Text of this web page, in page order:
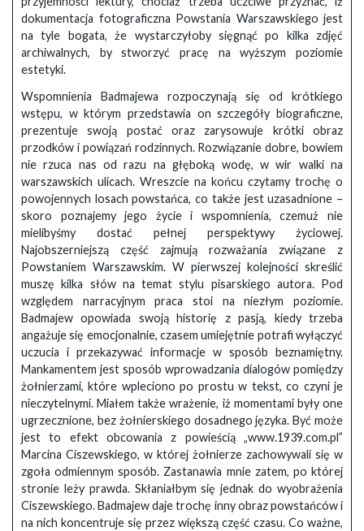
dokumentacja fotograficzna Powstania Warszawskiego jest
na tyle bogata, że wystarczyłoby sięgnąć po kilka zdjęć
archiwalnych, by stworzyć pracę na wyższym poziomie
estetyki.
Wspomnienia Badmajewa rozpoczynają się od krótkiego
wstępu, w którym przedstawia on szczegóły biograficzne,
prezentuje swoją postać oraz zarysowuje krótki obraz
przodków i powiązań rodzinnych. Rozwiązanie dobre, bowiem
nie rzuca nas od razu na głęboką wodę, w wir walki na
warszawskich ulicach. Wreszcie na końcu czytamy trochę o
powojennych losach powstańca, co także jest uzasadnione –
skoro poznajemy jego życie i wspomnienia, czemuż nie
mielibyśmy dostać pełnej perspektywy życiowej.
Najobszerniejszą część zajmują rozważania związane z
Powstaniem Warszawskim. W pierwszej kolejności skreślić
muszę kilka słów na temat stylu pisarskiego autora. Pod
względem narracyjnym praca stoi na niezłym poziomie.
Badmajew opowiada swoją historię z pasją, kiedy trzeba
angażuje się emocjonalnie, czasem umiejętnie potrafi wyłączyć
uczucia i przekazywać informacje w sposób beznamiętny.
Mankamentem jest sposób wprowadzania dialogów pomiędzy
żołnierzami, które wpleciono po prostu w tekst, co czyni je
nieczytelnymi. Miałem także wrażenie, iż momentami były one
ugrzecznione, bez żołnierskiego dosadnego języka. Być może
jest to efekt obcowania z powieścią „www.1939.com.pl”
Marcina Ciszewskiego, w której żołnierze zachowywali się w
zgoła odmiennym sposób. Zastanawia mnie zatem, po której
stronie leży prawda. Skłaniałbym się jednak do wyobrażenia
Ciszewskiego. Badmajew daje trochę inny obraz powstańców i
na nich koncentruje się przez większą część czasu. Co ważne,